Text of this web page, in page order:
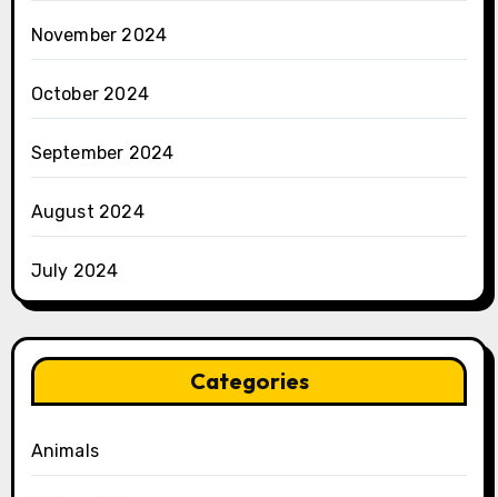
November 2024
October 2024
September 2024
August 2024
July 2024
Categories
Animals